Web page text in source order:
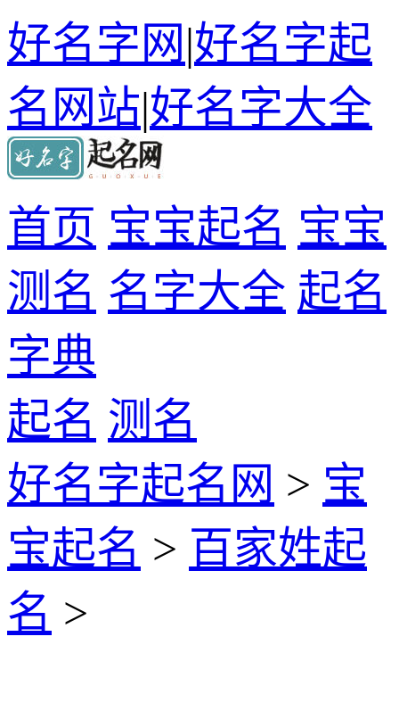
好名字网|好名字起
名网站|好名字大全
首页 宝宝起名 宝宝
测名 名字大全 起名
字典
起名 测名
好名字起名网 > 宝
宝起名 > 百家姓起
名 >